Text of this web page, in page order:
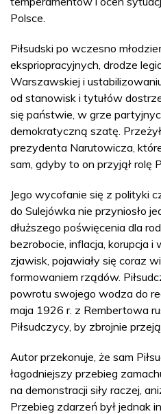
Polsce.
Piłsudski po wczesno
ekspriopracyjnych, drodze
Warszawskiej i
od stanowisk i tytułów
się państwie, w grze
demokratyczną szatę.
prezydenta Narutowicza,
sam, gdyby to on przyjął rolę
Jego wycofanie się z polityki
do Sulejówka nie przyniosło
dłuższego poświęcenia dla
bezrobocie, inflacja, korupcja
zjawisk, pojawiały się coraz
formowaniem rządów.
powrotu swojego wodza do
maja 1926 r. z Rembertowa
Piłsudczycy, by zbrojnie
Autor przekonuje, że sam
łagodniejszy przebieg
na demonstracji siły raczej,
Przebieg zdarzeń był jednak